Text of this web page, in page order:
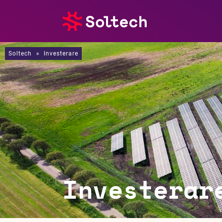
Om oss
Pressrum
Tjänster
Referensprojekt
Investerare
Hållbarhet
Soltech » Investerare